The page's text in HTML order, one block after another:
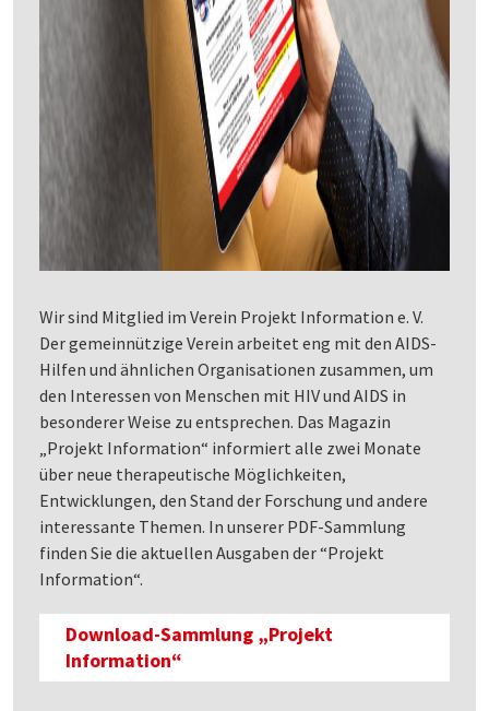
Wir sind Mitglied im Verein Projekt Information e. V.
Der gemeinnützige Verein arbeitet eng mit den AIDS-
Hilfen und ähnlichen Organisationen zusammen, um
den Interessen von Menschen mit HIV und AIDS in
besonderer Weise zu entsprechen. Das Magazin
„Projekt Information“ informiert alle zwei Monate
über neue therapeutische Möglichkeiten,
Entwicklungen, den Stand der Forschung und andere
interessante Themen. In unserer PDF-Sammlung
finden Sie die aktuellen Ausgaben der “Projekt
Information“.
Download-Sammlung „Projekt
Information“